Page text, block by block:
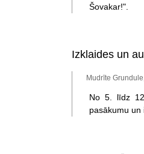
Šovakar!".
Izklaides un
Mudrīte
No 5. līdz
pasākumu un